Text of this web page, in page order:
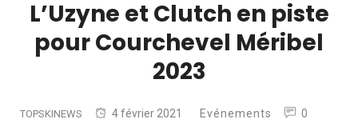
L’Uzyne et Clutch en piste
pour Courchevel Méribel
2023
TOPSKINEWS 4 février 2021 Evénements
0